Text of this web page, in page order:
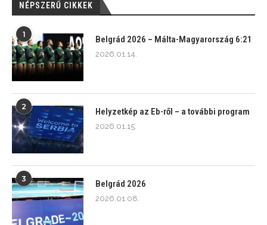
NÉPSZERŰ CIKKEK
1
Belgrád 2026 – Málta-Magyarország 6:21
2026.01.14.
2
Helyzetkép az Eb-ről – a további program
2026.01.15.
3
Belgrád 2026
2026.01.08.